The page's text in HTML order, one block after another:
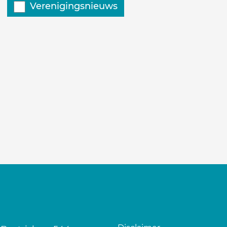
Verenigingsnieuws